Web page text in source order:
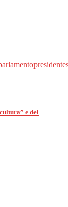
presidente
e del